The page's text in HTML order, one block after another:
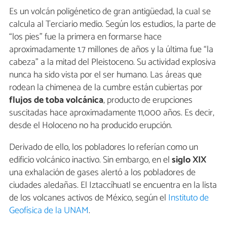
Es un volcán poligénetico de gran antigüedad, la cual se
calcula al Terciario medio. Según los estudios, la parte de
“los pies” fue la primera en formarse hace
aproximadamente 1.7 millones de años y la última fue “la
cabeza” a la mitad del Pleistoceno. Su actividad explosiva
nunca ha sido vista por el ser humano. Las áreas que
rodean la chimenea de la cumbre están cubiertas por
flujosdetobavolcánica, producto de erupciones
suscitadas hace aproximadamente 11,000 años. Es decir,
desde el Holoceno no ha producido erupción.
Derivado de ello, los pobladores lo referían como un
edificio volcánico inactivo. Sin embargo, en elsiglo XIX
una exhalación de gases alertó a los pobladores de
ciudades aledañas. El Iztaccíhuatl se encuentra en la lista
de los volcanes activos de México, según el Instituto de
Geofísica de la UNAM.